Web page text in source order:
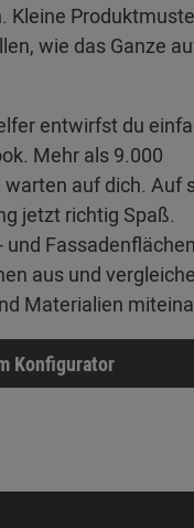
Kleine
wie das Ganze
entwirfst du
Mehr als 9.000
auf dich. Auf
jetzt richtig Spaß.
und Fassadenflächen
aus und vergleiche
Materialien
Konfigurator